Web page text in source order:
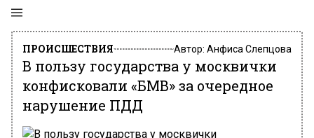
ПРОИСШЕСТВИЯ Автор: Анфиса Слепцова
В пользу государства у москвички
конфисковали «БМВ» за очередное
нарушение ПДД